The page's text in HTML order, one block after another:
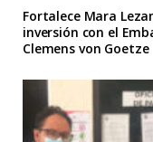
Fortalece Mara
inversión con el
Clemens von Goetze